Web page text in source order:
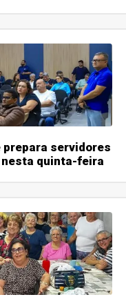
servidores
quinta-feira